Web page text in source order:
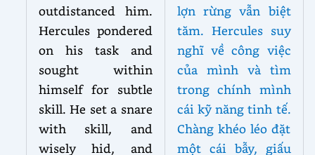
outdistanced him.
Hercules pondered
on his task and
sought within
himself for subtle
skill. He set a snare
with skill, and
wisely hid, and
lợn rừng vẫn biệt
tăm. Hercules suy
nghĩ về công việc
của mình và tìm
trong chính mình
cái kỹ năng tinh tế.
Chàng khéo léo đặt
một cái bẫy, giấu